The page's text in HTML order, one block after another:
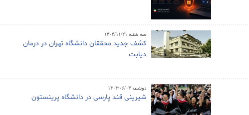
سه شنبه ۱۴۰۴/۱۱/۲۱
کشف جدید محققان دانشگاه تهران در درمان
دیابت
دوشنبه ۱۴۰۴/۰۶/۰۳
شیرینی قند پارسی در دانشگاه پرینستون